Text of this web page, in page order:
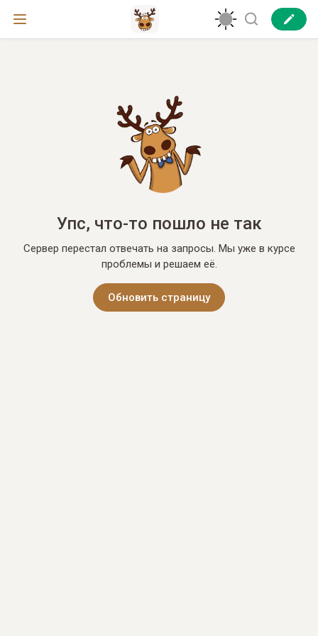
Упс, что-то пошло не так
Сервер перестал отвечать на запросы. Мы уже в курсе
проблемы и решаем её.
Обновить страницу